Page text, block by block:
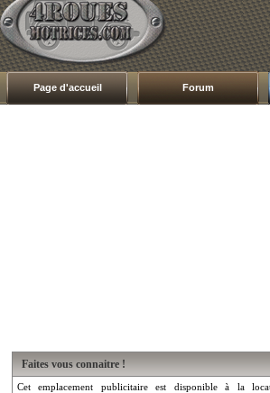
Page d'accueil Forum
Faites vous connaitre !
Cet emplacement publicitaire est disponible à la